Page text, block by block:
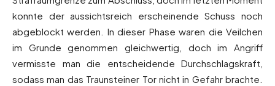
konnte der aussichtsreich erscheinende Schuss noch
abgeblockt werden. In dieser Phase waren die Veilchen
im Grunde genommen gleichwertig, doch im Angriff
vermisste man die entscheidende Durchschlagskraft,
sodass man das Traunsteiner Tor nicht in Gefahr brachte.